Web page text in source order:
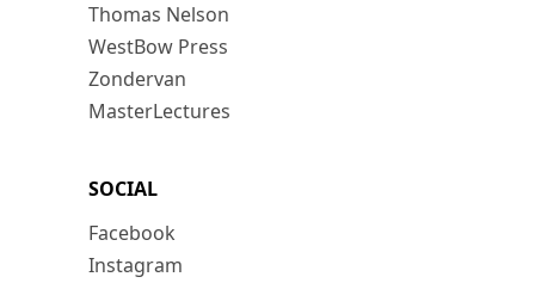
Thomas Nelson
WestBow Press
Zondervan
MasterLectures
SOCIAL
Facebook
Instagram